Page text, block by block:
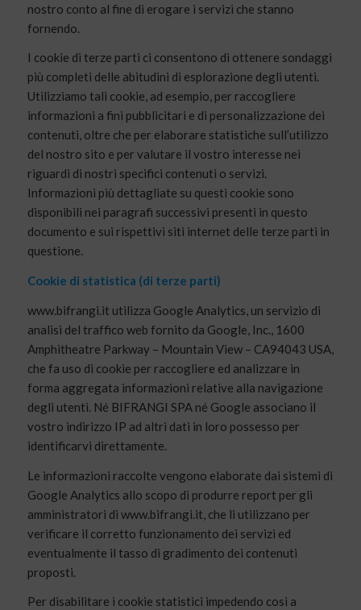
nostro conto al fine di erogare i servizi che stanno
fornendo.
I cookie di terze parti ci consentono di ottenere sondaggi
più completi delle abitudini di esplorazione degli utenti.
Utilizziamo tali cookie, ad esempio, per raccogliere
informazioni a fini pubblicitari e di personalizzazione dei
contenuti, oltre che per elaborare statistiche sull’utilizzo
del nostro sito e per valutare il vostro interesse nei
riguardi di nostri specifici contenuti o servizi.
Informazioni più dettagliate su questi cookie sono
disponibili nei paragrafi successivi presenti in questo
documento e sui rispettivi siti internet delle terze parti in
questione.
Cookie di statistica (di terze parti)
www.bifrangi.it utilizza Google Analytics, un servizio di
analisi del traffico web fornito da Google, Inc., 1600
Amphitheatre Parkway – Mountain View – CA94043 USA,
che fa uso di cookie per raccogliere ed analizzare in
forma aggregata informazioni relative alla navigazione
degli utenti. Né BIFRANGI SPA né Google associano il
vostro indirizzo IP ad altri dati in loro possesso per
identificarvi direttamente.
Le informazioni raccolte vengono elaborate dai sistemi di
Google Analytics allo scopo di produrre report per gli
amministratori di www.bifrangi.it, che li utilizzano per
verificare il corretto funzionamento dei servizi ed
eventualmente il tasso di gradimento dei contenuti
proposti.
Per disabilitare i cookie statistici impedendo così a